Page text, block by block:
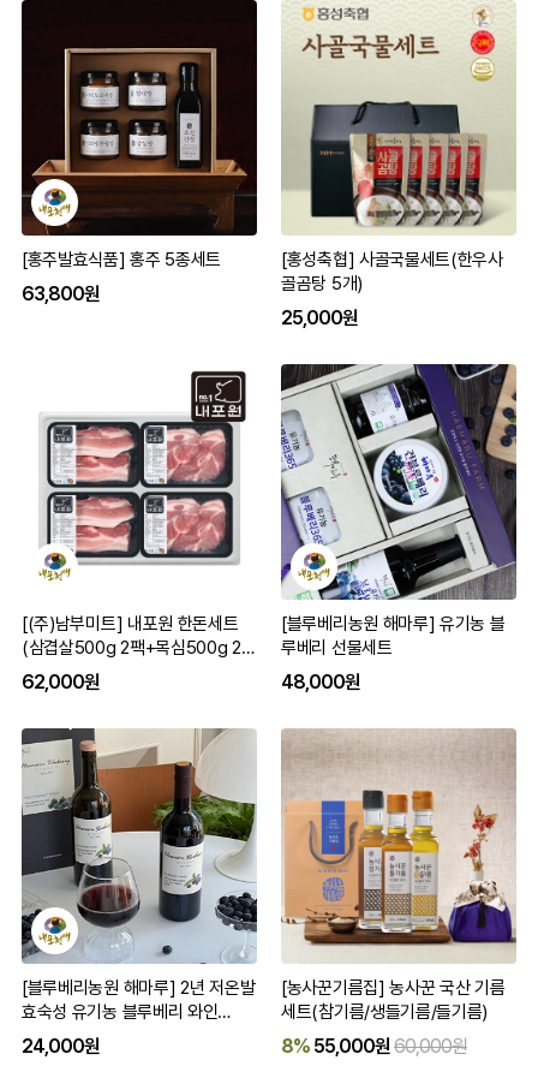
[홍주발효식품] 홍주 5종세트
63,800원
[홍성축협] 사골국물세트(한우사
골곰탕 5개)
25,000원
[(주)남부미트] 내포원 한돈세트
(삼겹살500g 2팩+목심500g 2
팩) 구이용
62,000원
[블루베리농원 해마루] 유기농 블
루베리 선물세트
48,000원
[블루베리농원 해마루] 2년 저온발
효숙성 유기농 블루베리 와인
500ml/750ml 단품/세트
24,000원
[농사꾼기름집] 농사꾼 국산 기름
세트(참기름/생들기름/들기름)
8% 55,000원60,000원